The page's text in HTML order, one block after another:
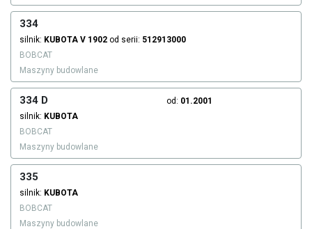
334
silnik: KUBOTA V 1902 od serii: 512913000
BOBCAT
Maszyny budowlane
334 D od: 01.2001
silnik: KUBOTA
BOBCAT
Maszyny budowlane
335
silnik: KUBOTA
BOBCAT
Maszyny budowlane